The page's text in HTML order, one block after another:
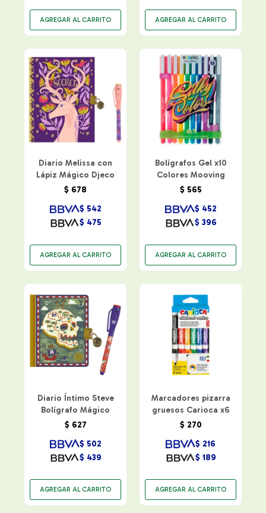
Diario Melissa con
Lápiz Mágico Djeco
$ 678
$ 475
$ 542
Bolígrafos Gel x10
Colores Mooving
$ 565
$ 396
$ 452
Diario Íntimo Steve
Bolígrafo Mágico
$ 627
$ 439
$ 502
Marcadores pizarra
gruesos Carioca x6
$ 270
$ 189
$ 216